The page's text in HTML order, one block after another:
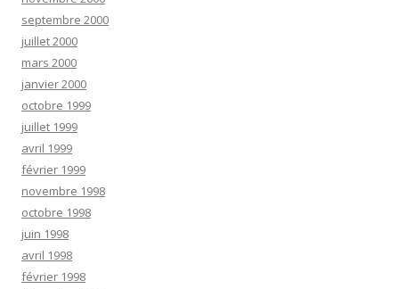
septembre 2000
juillet 2000
mars 2000
janvier 2000
octobre 1999
juillet 1999
avril 1999
février 1999
novembre 1998
octobre 1998
juin 1998
avril 1998
février 1998